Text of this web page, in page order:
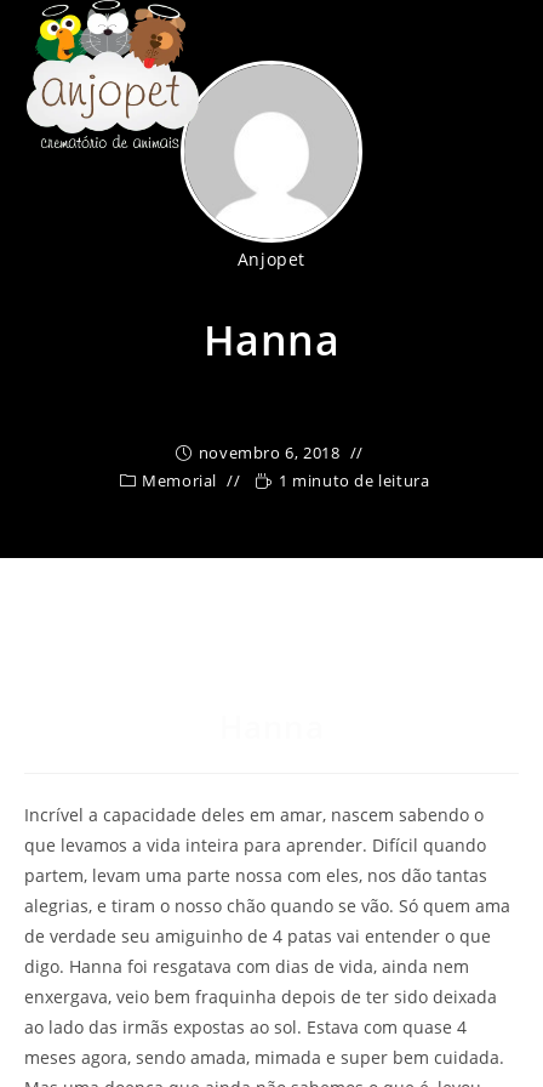
para
conteúdo
Anjopet
Hanna
novembro 6, 2018
Memorial
1 minuto de leitura
Incrível a capacidade deles em amar, nascem sabendo o
que levamos a vida inteira para aprender. Difícil quando
partem, levam uma parte nossa com eles, nos dão tantas
alegrias, e tiram o nosso chão quando se vão. Só quem ama
de verdade seu amiguinho de 4 patas vai entender o que
digo. Hanna foi resgatava com dias de vida, ainda nem
enxergava, veio bem fraquinha depois de ter sido deixada
ao lado das irmãs expostas ao sol. Estava com quase 4
meses agora, sendo amada, mimada e super bem cuidada.